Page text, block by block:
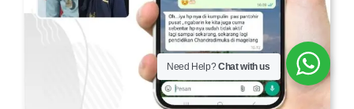
Need Help?Chat with us